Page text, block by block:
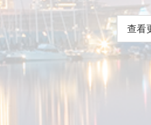
查看